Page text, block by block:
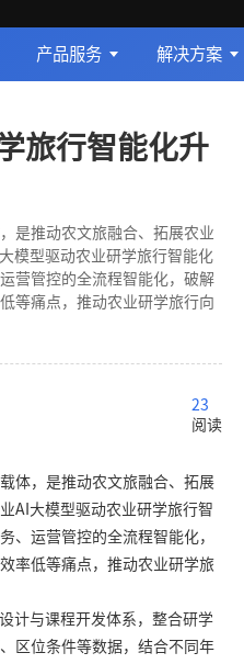
产品服务 解决方案
旅行智能化升
是推动农文旅融合、拓展农业
模型驱动农业研学旅行智能化
营管控的全流程智能化，破解
等痛点，推动农业研学旅行向
23
阅读
体，是推动农文旅融合、拓展
AI大模型驱动农业研学旅行智
、运营管控的全流程智能化，
率低等痛点，推动农业研学旅
计与课程开发体系，整合研学
区位条件等数据，结合不同年